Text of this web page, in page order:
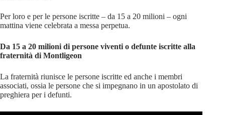
Per loro e per le persone iscritte – da 15 a 20 milioni – ogni
mattina viene celebrata a messa perpetua.
Da 15 a 20 milioni di persone viventi o defunte iscritte alla
fraternità di Montligeon
La fraternità riunisce le persone iscritte ed anche i membri
associati, ossia le persone che si impegnano in un apostolato di
preghiera per i defunti.